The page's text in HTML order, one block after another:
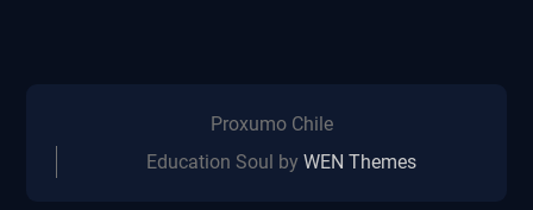
Proxumo Chile
Education Soul byWEN Themes